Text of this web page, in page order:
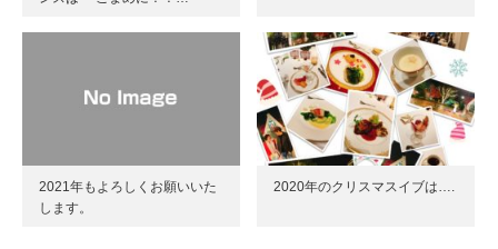
2021年もよろしくお願いいた
します。
2020年のクリスマスイブは….